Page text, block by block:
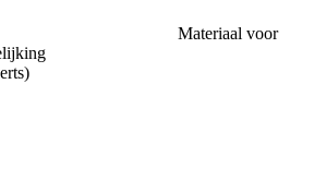
Materiaal voor